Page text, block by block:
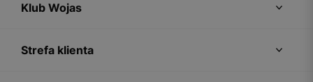
Klub Wojas
Strefa klienta